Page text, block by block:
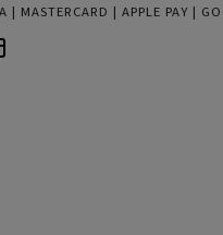
| MASTERCARD | APPLE PAY |